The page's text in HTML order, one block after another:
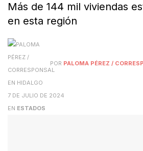
Más de 144 mil viviendas
en esta región
POR PALOMA PÉREZ /
7 DE JULIO DE 2024
EN ESTADOS